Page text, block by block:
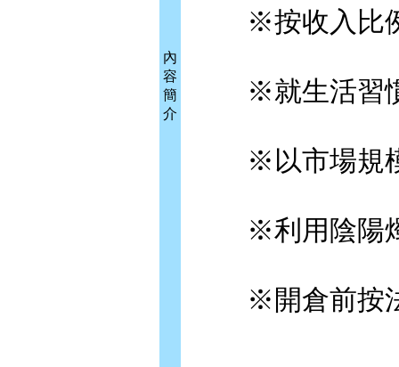
內
容
簡
介
※按收入比例
※就生活習慣
※以市場規模
※利用陰陽燭
※開倉前按法